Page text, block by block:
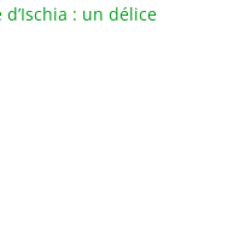
: un délice